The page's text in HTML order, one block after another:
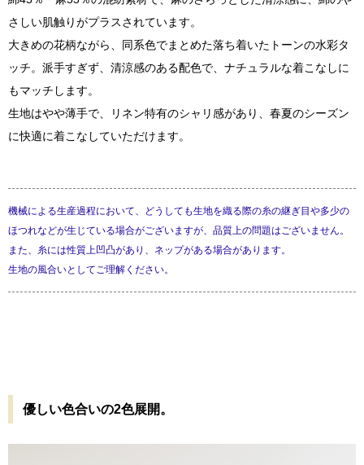
さしい肌触りがプラスされています。
大きめの花柄ながら、同系色でまとめた落ち着いたトーンの水彩タ
ッチ。派手すぎず、清涼感のある配色で、ナチュラルな着こなしに
もマッチします。
生地はやや薄手で、リネン特有のシャリ感があり、春夏のシーズン
に快適に着こなしていただけます。
機械による生産過程において、どうしても生地を織る際の糸の継ぎ目や多少の
ほつれなどが生じている場合がございますが、品質上の問題はございません。
また、糸には性質上凹凸があり、ネップがある場合があります。
生地の風合いとしてご理解ください。
優しい色合いの2色展開。